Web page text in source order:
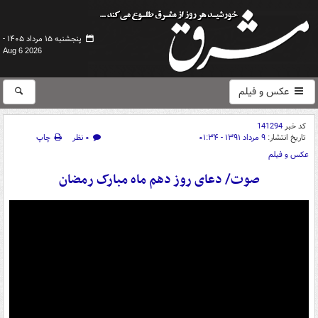
پنجشنبه ۱۵ مرداد ۱۴۰۵ -
Aug 6 2026
عکس و فیلم
کد خبر141294
تاریخ انتشار: ۹ مرداد ۱۳۹۱ - ۰۱:۳۴ ۰ نظر
چاپ
عکس و فیلم
صوت/ دعای روز دهم ماه مبارک رمضان